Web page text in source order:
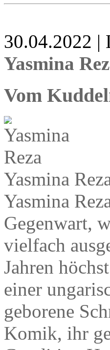
30.04.2022 |
Yasmina
Vom
Yasmina
Yasmina
Gegenwart,
vielfach
Jahren
einer
geborene
Komik, ihr